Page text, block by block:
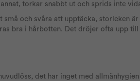
torkar snabbt ut och sprids inte
små och svåra att upptäcka, storleken
bra i hårbotten. Det dröjer ofta upp
det har inget med